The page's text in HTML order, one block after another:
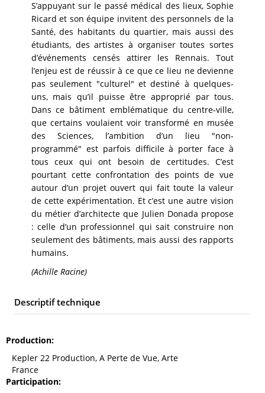
S’appuyant sur le passé médical des lieux, Sophie
Ricard et son équipe invitent des personnels de la
Santé, des habitants du quartier, mais aussi des
étudiants, des artistes à organiser toutes sortes
d’événements censés attirer les Rennais. Tout
l’enjeu est de réussir à ce que ce lieu ne devienne
pas seulement "culturel" et destiné à quelques-
uns, mais qu’il puisse être approprié par tous.
Dans ce bâtiment emblématique du centre-ville,
que certains voulaient voir transformé en musée
des Sciences, l’ambition d’un lieu "non-
programmé" est parfois difficile à porter face à
tous ceux qui ont besoin de certitudes. C’est
pourtant cette confrontation des points de vue
autour d’un projet ouvert qui fait toute la valeur
de cette expérimentation. Et c’est une autre vision
du métier d’architecte que Julien Donada propose
: celle d’un professionnel qui sait construire non
seulement des bâtiments, mais aussi des rapports
humains.
(Achille Racine)
Descriptif technique
Production
Kepler 22 Production, A Perte de Vue, Arte
France
Participation